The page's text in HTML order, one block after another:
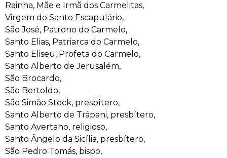
Rainha, Mãe e Irmã dos Carmelitas,
Virgem do Santo Escapulário,
São José, Patrono do Carmelo,
Santo Elias, Patriarca do Carmelo,
Santo Eliseu, Profeta do Carmelo,
Santo Alberto de Jerusalém,
São Brocardo,
São Bertoldo,
São Simão Stock, presbítero,
Santo Alberto de Trápani, presbítero,
Santo Avertano, religioso,
Santo Ângelo da Sicília, presbítero,
São Pedro Tomás, bispo,